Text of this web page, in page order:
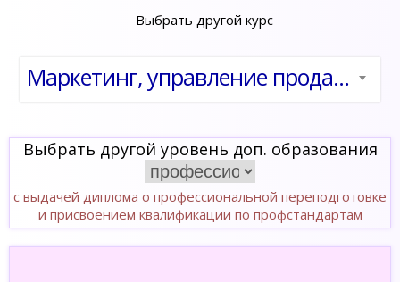
Выбрать другой курс
Маркетинг, управление продажами, связями с общественностью и рекламной деятельностью
Выбрать другой уровень доп. образования
с выдачей диплома о профессиональной переподготовке
и присвоением квалификации по профстандартам